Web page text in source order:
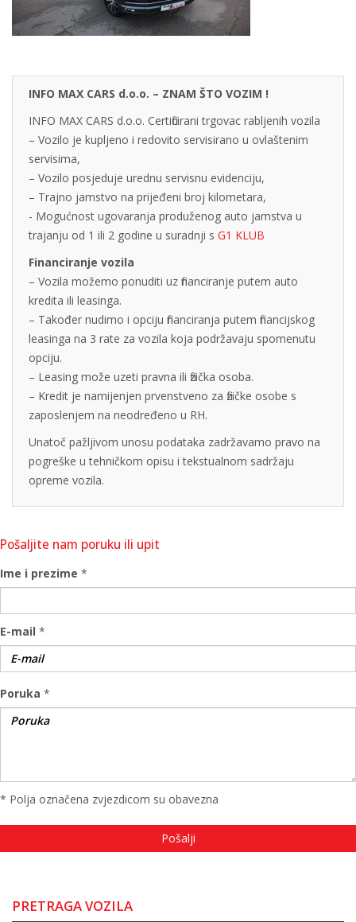
INFO MAX CARS d.o.o. – ZNAM ŠTO VOZIM !
INFO MAX CARS d.o.o. Certificirani trgovac rabljenih vozila
– Vozilo je kupljeno i redovito servisirano u ovlaštenim
servisima,
– Vozilo posjeduje urednu servisnu evidenciju,
– Trajno jamstvo na prijeđeni broj kilometara,
- Mogućnost ugovaranja produženog auto jamstva u
trajanju od 1 ili 2 godine u suradnji s G1 KLUB
Financiranje vozila
– Vozila možemo ponuditi uz financiranje putem auto
kredita ili leasinga.
– Također nudimo i opciju financiranja putem financijskog
leasinga na 3 rate za vozila koja podržavaju spomenutu
opciju.
– Leasing može uzeti pravna ili fizička osoba.
– Kredit je namijenjen prvenstveno za fizičke osobe s
zaposlenjem na neodređeno u RH.
Unatoč pažljivom unosu podataka zadržavamo pravo na
pogreške u tehničkom opisu i tekstualnom sadržaju
opreme vozila.
Pošaljite nam poruku ili upit
Ime i prezime *
E-mail *
Poruka *
* Polja označena zvjezdicom su obavezna
PRETRAGA VOZILA